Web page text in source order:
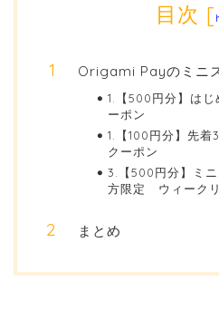
目次 [
Origami Payのミニ
1.【500円分】は
ーポン
1.【100円分】先
クーポン
3.【500円分】ミ
方限定 ウィーク
まとめ